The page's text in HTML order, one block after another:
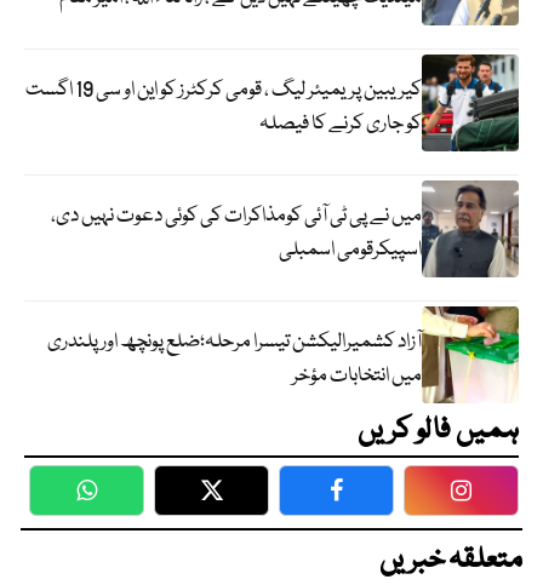
کیریبین پریمیئر لیگ ، قومی کرکٹرز کو این او سی 19 اگست
کو جاری کرنے کا فیصلہ
میں نے پی ٹی آئی کومذاکرات کی کوئی دعوت نہیں دی،
اسپیکرقومی اسمبلی
آزاد کشمیرالیکشن تیسرا مرحلہ؛ضلع پونچھ اور پلندری
میں انتخابات مؤخر
ہمیں فالو کریں
WhatsApp Twitter Facebook
متعلقہ خبریں